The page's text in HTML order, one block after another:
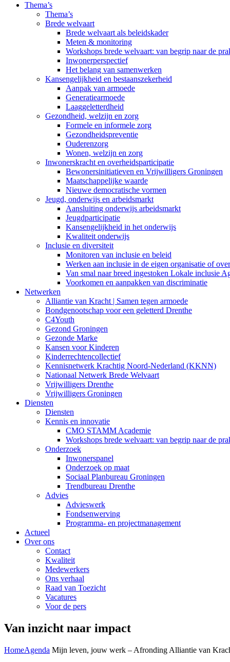
Thema’s
Thema’s
Brede welvaart
Brede welvaart als beleidskader
Meten & monitoring
Workshops brede welvaart: van begrip naar de
Inwonerperspectief
Het belang van samenwerken
Kansengelijkheid en bestaanszekerheid
Aanpak van armoede
Generatiearmoede
Laaggeletterdheid
Gezondheid, welzijn en zorg
Formele en informele zorg
Gezondheidspreventie
Ouderenzorg
Wonen, welzijn en zorg
Inwonerskracht en overheidsparticipatie
Bewonersinitiatieven en Vrijwilligers Groningen
Maatschappelijke waarde
Nieuwe democratische vormen
Jeugd, onderwijs en arbeidsmarkt
Aansluiting onderwijs arbeidsmarkt
Jeugdparticipatie
Kansengelijkheid in het onderwijs
Kwaliteit onderwijs
Inclusie en diversiteit
Monitoren van inclusie en beleid
Werken aan inclusie in de eigen organisatie of
Van smal naar breed ingestoken Lokale inclusie
Voorkomen en aanpakken van discriminatie
Netwerken
Alliantie van Kracht | Samen tegen armoede
Bondgenootschap voor een geletterd Drenthe
C4Youth
Gezond Groningen
Gezonde Marke
Kansen voor Kinderen
Kinderrechtencollectief
Kennisnetwerk Krachtig Noord-Nederland (KKNN)
Nationaal Netwerk Brede Welvaart
Vrijwilligers Drenthe
Vrijwilligers Groningen
Diensten
Diensten
Kennis en innovatie
CMO STAMM Academie
Workshops brede welvaart: van begrip naar de
Onderzoek
Inwonerspanel
Onderzoek op maat
Sociaal Planbureau Groningen
Trendbureau Drenthe
Advies
Advieswerk
Fondsenwerving
Programma- en projectmanagement
Actueel
Over ons
Contact
Kwaliteit
Medewerkers
Ons verhaal
Raad van Toezicht
Vacatures
Voor de pers
Van inzicht naar impact
HomeAgenda Mijn leven, jouw werk – Afronding Alliantie van